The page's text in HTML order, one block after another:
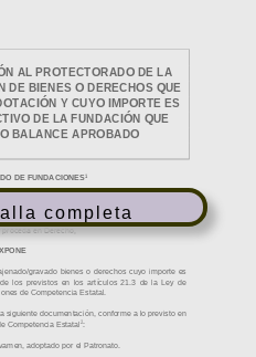
completa